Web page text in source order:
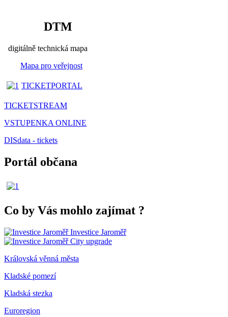
DTM
digitálně technická mapa
Mapa pro veřejnost
TICKETPORTAL
TICKETSTREAM
VSTUPENKA ONLINE
DISdata - tickets
Portál občana
Co by Vás mohlo zajímat ?
Investice Jaroměř
City upgrade
Královská věnná města
Kladské pomezí
Kladská stezka
Euroregion